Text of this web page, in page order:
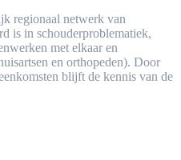
regionaal netwerk van
is in schouderproblematiek,
met elkaar en
en orthopeden). Door
blijft de kennis van de